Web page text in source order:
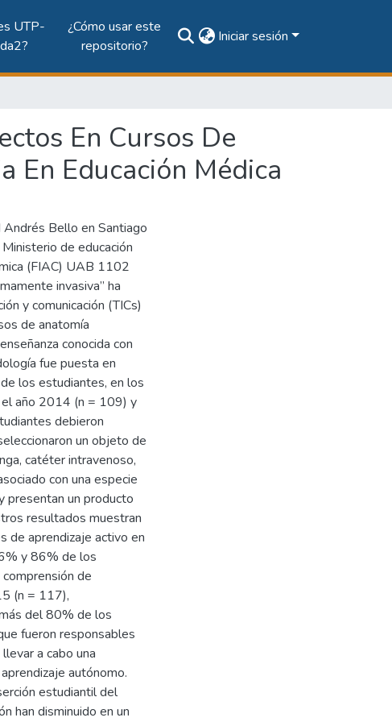
UTP-
¿Cómo usar este
repositorio?
Iniciar sesión
En Cursos De
En Educación Médica
Andrés Bello en Santiago
de educación
(FIAC) UAB 1102
invasiva” ha
y comunicación (TICs)
de anatomía
conocida con
fue puesta en
los estudiantes, en los
el año 2014 (n = 109) y
debieron
un objeto de
catéter intravenoso,
con una especie
presentan un producto
resultados muestran
de aprendizaje activo en
y 86% de los
de
(n = 117),
del 80% de los
fueron responsables
a cabo una
autónomo.
estudiantil del
han disminuido en un